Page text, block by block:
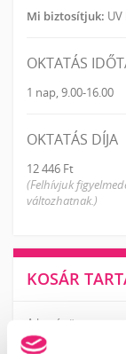
Mi biztosítjuk:
OKTATÁS
1 nap, 9.00-16.00
OKTATÁS DÍJA
12 446 Ft
(Felhívjuk
változhatnak.)
KOSÁR
A kosár üres.